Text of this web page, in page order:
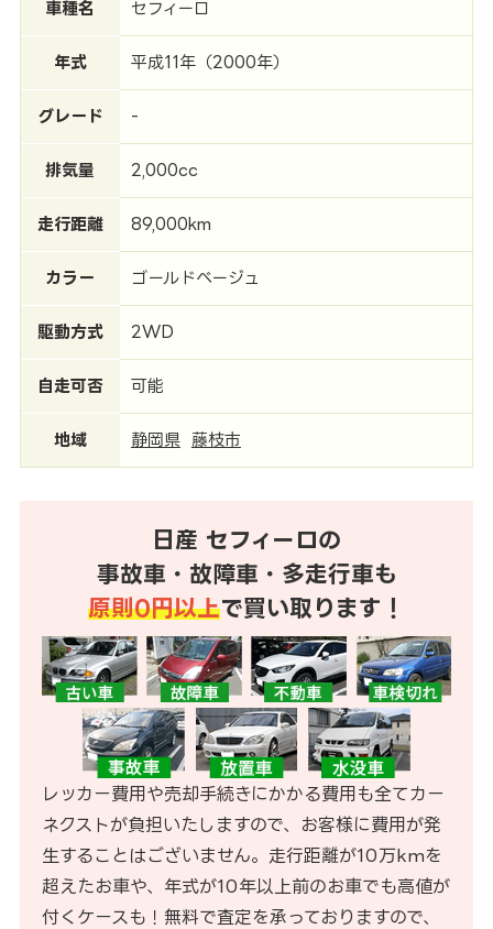
車種名 セフィーロ
年式 平成11年（2000年）
グレード -
排気量 2,000cc
走行距離 89,000km
カラー ゴールドベージュ
駆動方式 2WD
自走可否 可能
地域 静岡県 藤枝市
日産 セフィーロの
事故車・故障車・多走行車も
原則0円以上で買い取ります！
レッカー費用や売却手続きにかかる費用も全てカー
ネクストが負担いたしますので、お客様に費用が発
生することはございません。走行距離が10万kmを
超えたお車や、年式が10年以上前のお車でも高値が
付くケースも！無料で査定を承っておりますので、